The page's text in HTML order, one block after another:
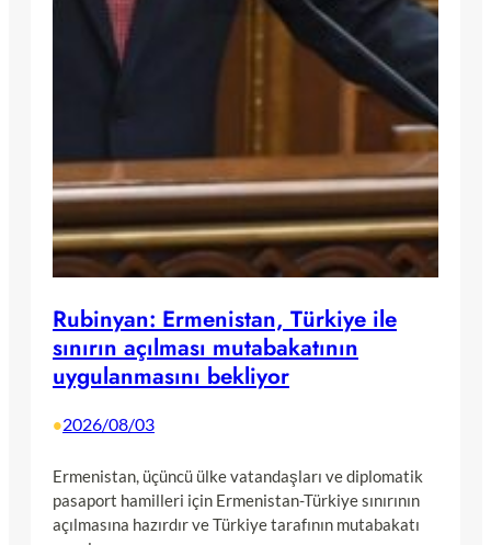
Rubinyan: Ermenistan, Türkiye ile
sınırın açılması mutabakatının
uygulanmasını bekliyor
•2026/08/03
Ermenistan, üçüncü ülke vatandaşları ve diplomatik
pasaport hamilleri için Ermenistan-Türkiye sınırının
açılmasına hazırdır ve Türkiye tarafının mutabakatı